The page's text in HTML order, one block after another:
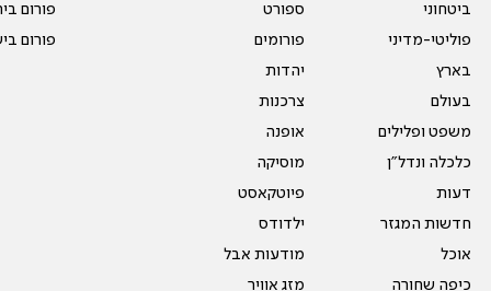
ביטחוני
פוליטי-מדיני
בארץ
בעולם
משפט ופלילים
כלכלה ונדל"ן
דעות
חדשות המגזר
אוכל
כיפה שחורה
ספורט
פורומים
יהדות
צרכנות
אופנה
מוסיקה
פיוטקאסט
ילדודס
מודעות אבל
מזג אוויר
פורום
פורום